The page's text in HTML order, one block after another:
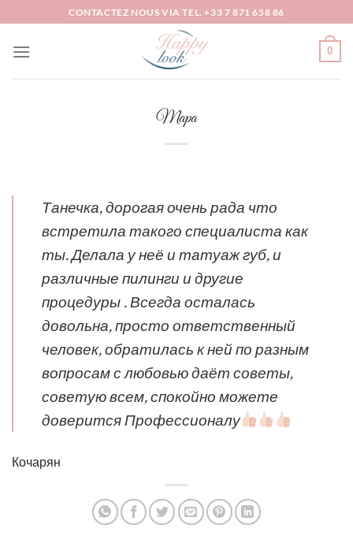
au
contenu
CONTACTEZ NOUS VIA TEL. +33 7 871 658 86
0
Mара
Танечка, дорогая очень рада что
встретила такого специалиста как
ты. Делала у неё и татуаж губ, и
различные пилинги и другие
процедуры . Всегда осталась
довольна, просто ответственный
человек, обратилась к ней по разным
вопросам с любовью даёт советы,
советую всем, спокойно можете
доверится Профессионалу
Кочарян